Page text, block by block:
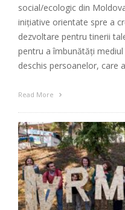
social/ecologic din
inițiative orientate spre a
dezvoltare pentru tinerii
pentru a îmbunătăți
deschis persoanelor, care
Read More